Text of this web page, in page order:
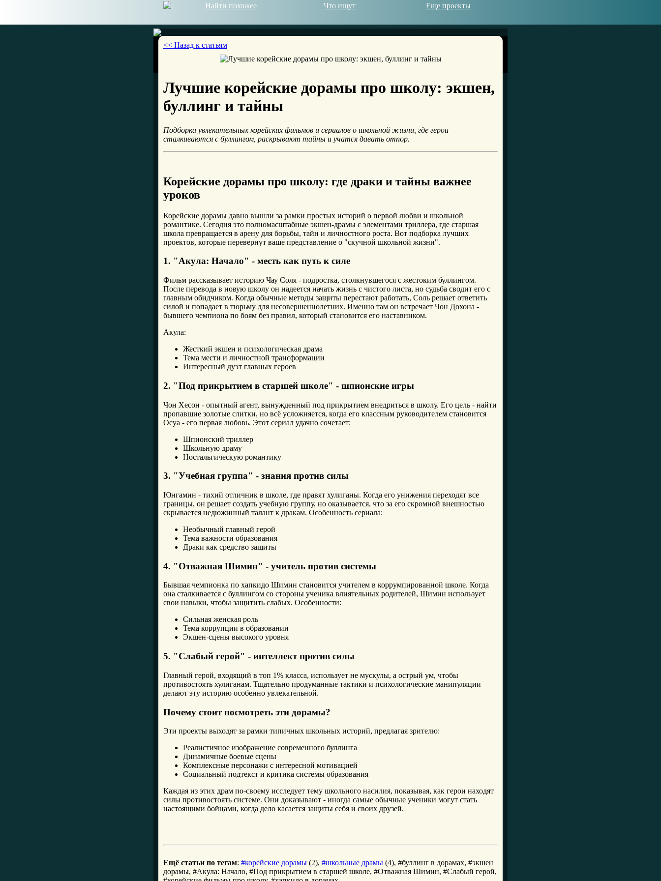
Найти похожее Что ищут Еще проекты
© 2026
<< Назад к статьям
Лучшие корейские дорамы про школу: экшен,
буллинг и тайны
Подборка увлекательных корейских фильмов и сериалов о школьной жизни, где герои
сталкиваются с буллингом, раскрывают тайны и учатся давать отпор.
Корейские дорамы про школу: где драки и тайны важнее
уроков
Корейские дорамы давно вышли за рамки простых историй о первой любви и школьной
романтике. Сегодня это полномасштабные экшен-драмы с элементами триллера, где старшая
школа превращается в арену для борьбы, тайн и личностного роста. Вот подборка лучших
проектов, которые перевернут ваше представление о "скучной школьной жизни".
1. "Акула: Начало" - месть как путь к силе
Фильм рассказывает историю Чау Соля - подростка, столкнувшегося с жестоким буллингом.
После перевода в новую школу он надеется начать жизнь с чистого листа, но судьба сводит его с
главным обидчиком. Когда обычные методы защиты перестают работать, Соль решает ответить
силой и попадает в тюрьму для несовершеннолетних. Именно там он встречает Чон Дохона -
бывшего чемпиона по боям без правил, который становится его наставником.
Акула:
Жесткий экшен и психологическая драма
Тема мести и личностной трансформации
Интересный дуэт главных героев
2. "Под прикрытием в старшей школе" - шпионские игры
Чон Хесон - опытный агент, вынужденный под прикрытием внедриться в школу. Его цель - найти
пропавшие золотые слитки, но всё усложняется, когда его классным руководителем становится
Осуа - его первая любовь. Этот сериал удачно сочетает:
Шпионский триллер
Школьную драму
Ностальгическую романтику
3. "Учебная группа" - знания против силы
Юнгамин - тихий отличник в школе, где правят хулиганы. Когда его унижения переходят все
границы, он решает создать учебную группу, но оказывается, что за его скромной внешностью
скрывается недюжинный талант к дракам. Особенность сериала:
Необычный главный герой
Тема важности образования
Драки как средство защиты
4. "Отважная Шимин" - учитель против системы
Бывшая чемпионка по хапкидо Шимин становится учителем в коррумпированной школе. Когда
она сталкивается с буллингом со стороны ученика влиятельных родителей, Шимин использует
свои навыки, чтобы защитить слабых. Особенности:
Сильная женская роль
Тема коррупции в образовании
Экшен-сцены высокого уровня
5. "Слабый герой" - интеллект против силы
Главный герой, входящий в топ 1% класса, использует не мускулы, а острый ум, чтобы
противостоять хулиганам. Тщательно продуманные тактики и психологические манипуляции
делают эту историю особенно увлекательной.
Почему стоит посмотреть эти дорамы?
Эти проекты выходят за рамки типичных школьных историй, предлагая зрителю:
Реалистичное изображение современного буллинга
Динамичные боевые сцены
Комплексные персонажи с интересной мотивацией
Социальный подтекст и критика системы образования
Каждая из этих драм по-своему исследует тему школьного насилия, показывая, как герои находят
силы противостоять системе. Они доказывают - иногда самые обычные ученики могут стать
настоящими бойцами, когда дело касается защиты себя и своих друзей.
Ещё статьи по тегам: #корейские дорамы (2), #школьные драмы (4), #буллинг в дорамах, #экшен
дорамы, #Акула: Начало, #Под прикрытием в старшей школе, #Отважная Шимин, #Слабый герой,